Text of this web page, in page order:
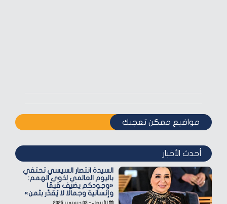
مواضيع ممكن تعجبك
أحدث الأخبار
السيدة انتصار السيسي تحتفي
باليوم العالمي لذوي الهمم:
«وجودكم يضيف قيمًا
وإنسانية وجمالًا لا يُقدّر بثمن»
الأربعاء - ٠٣ ديسمبر ٢٠٢٥